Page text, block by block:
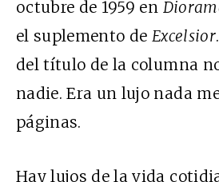
octubre de 1959 en
el suplemento de Excelsior
del título de la columna
nadie. Era un lujo nada
páginas.
Hay lujos de la vida